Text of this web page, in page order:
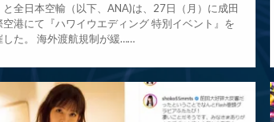
と全日本空輸（以下、ANA)は、27日（月）に成田
空港にて『ハワイウエディング 特別イベント』を
した。 海外渡航規制が緩……